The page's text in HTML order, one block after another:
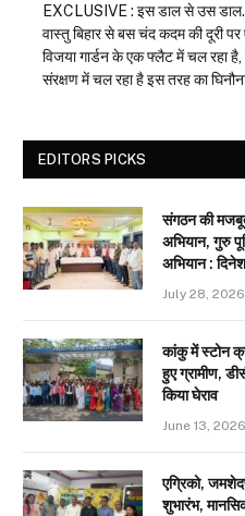
EXCLUSIVE : इस डाल से उस
वास्तु बिहार से बस चंद कदम की दूरी
विजया गार्डन के एक फ्लैट में चल रहा
संरक्षण में चल रहा है इस तरह का
EDITORS PICKS
संगठन की
अभियान, गुरु
अभियान :
July 28, 2026
कांकु में स्टोन
हुए ग्रामीण,
किया घेराव
June 13, 2026
एग्रिको,
शुभारंभ,